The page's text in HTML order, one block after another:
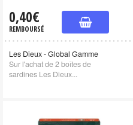
0,40€
REMBOURSÉ
Les Dieux - Global Gamme
Sur l'achat de 2 boîtes de
sardines Les Dieux...